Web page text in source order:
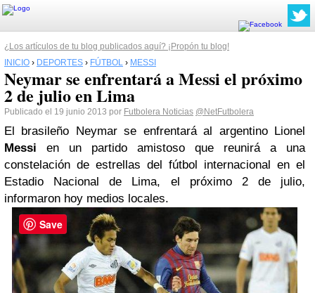
¿Los artículos de tu blog publicados aquí? ¡Propón tu blog!
INICIO › DEPORTES › FÚTBOL › MESSI
Neymar se enfrentará a Messi el próximo
2 de julio en Lima
Publicado el 19 junio 2013 por Futbolera Noticias @NetFutbolera
El brasileño Neymar se enfrentará al argentino Lionel
Messi en un partido amistoso que reunirá a una
constelación de estrellas del fútbol internacional en el
Estadio Nacional de Lima, el próximo 2 de julio,
informaron hoy medios locales.
Save